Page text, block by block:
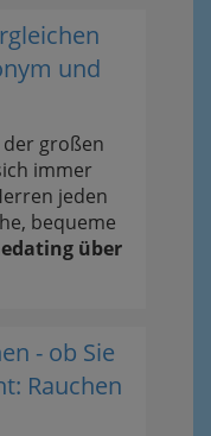
und
der großen
immer
jeden
bequeme
über
- ob Sie
Rauchen